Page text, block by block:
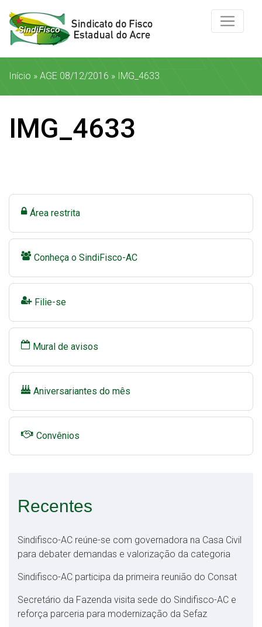
Início » AGE 08/12/2016 » IMG_4633
IMG_4633
Área restrita
Conheça o SindiFisco-AC
Filie-se
Mural de avisos
Aniversariantes do mês
Convênios
Recentes
Sindifisco-AC reúne-se com governadora na Casa Civil
para debater demandas e valorização da categoria
Sindifisco-AC participa da primeira reunião do Consat
Secretário da Fazenda visita sede do Sindifisco-AC e
reforça parceria para modernização da Sefaz